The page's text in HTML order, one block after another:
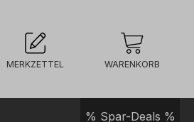
MERKZETTEL WARENKORB
% Spar-Deals %